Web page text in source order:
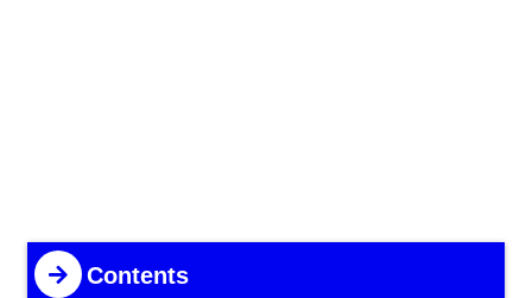
Contents